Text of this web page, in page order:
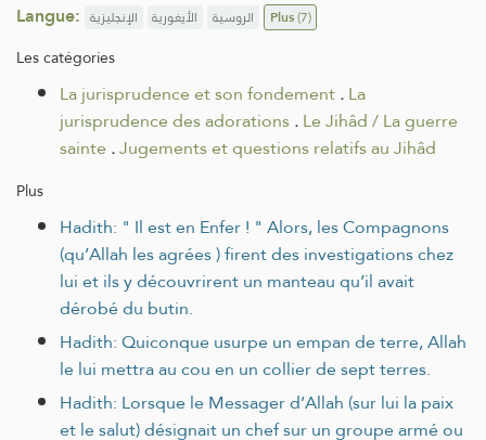
Langue: الإنجليزية الأيغورية الروسية Plus(7)
Les catégories
La jurisprudence et son fondement.La
jurisprudence des adorations.Le Jihâd / La guerre
sainte .Jugements et questions relatifs au Jihâd
Plus
Hadith: " Il est en Enfer ! " Alors, les Compagnons
(qu’Allah les agrées ) firent des investigations chez
lui et ils y découvrirent un manteau qu’il avait
dérobé du butin.
Hadith: Quiconque usurpe un empan de terre, Allah
le lui mettra au cou en un collier de sept terres.
Hadith: Lorsque le Messager d’Allah (sur lui la paix
et le salut) désignait un chef sur un groupe armé ou